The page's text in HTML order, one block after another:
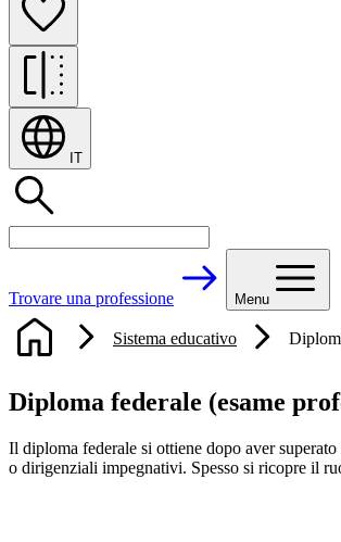
IT
Trovare una professione Menu
Sistema educativo
Diploma federale (esame
Il diploma federale si ottiene dopo aver
o dirigenziali impegnativi. Spesso si ricopre il